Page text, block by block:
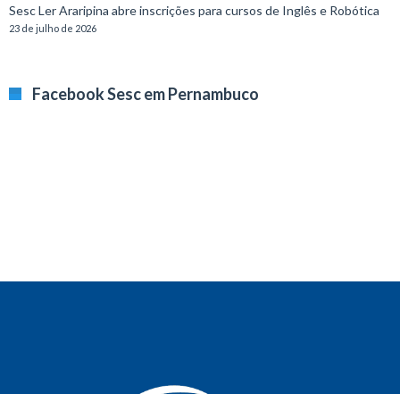
Sesc Ler Araripina abre inscrições para cursos de Inglês e Robótica
23 de julho de 2026
Facebook Sesc em Pernambuco